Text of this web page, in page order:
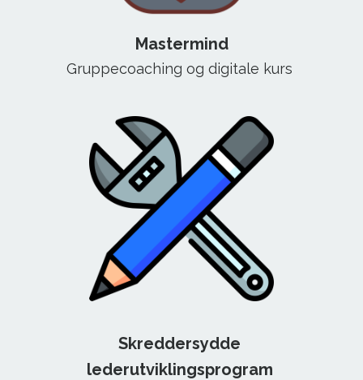
Mastermind
Gruppecoaching og digitale kurs
Skreddersydde
lederutviklingsprogram